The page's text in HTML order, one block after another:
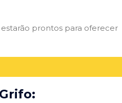
estarão prontos para oferecer